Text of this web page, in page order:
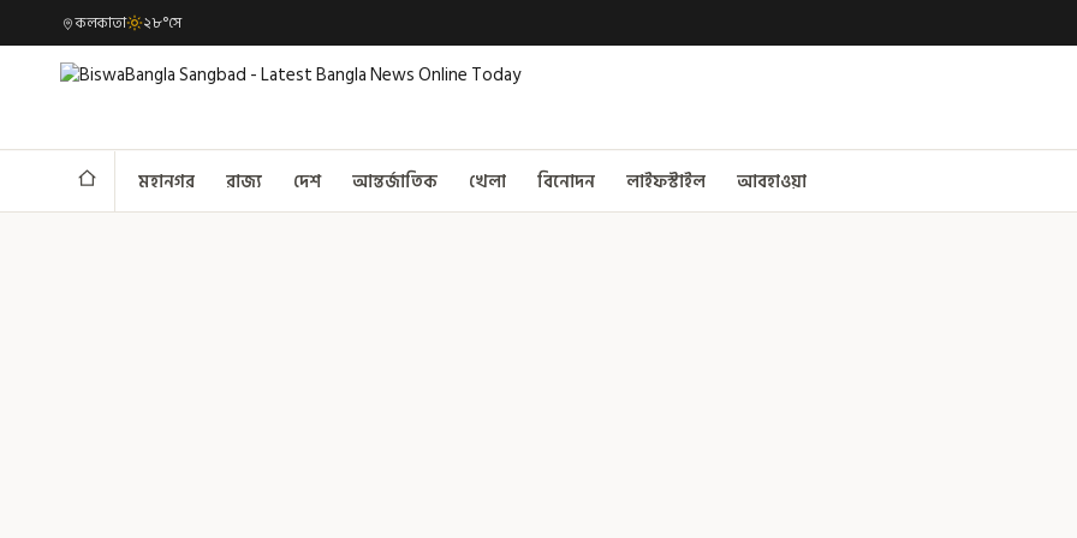
কলকাতা ২৮°সে
মহানগর রাজ্য দেশ আন্তর্জাতিক খেলা বিনোদন লাইফস্টাইল আবহাওয়া